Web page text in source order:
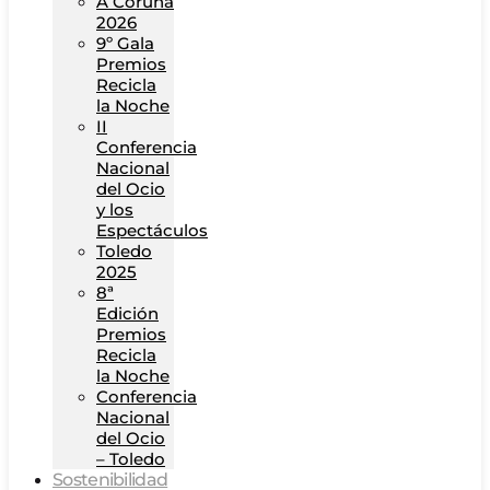
2026
9º Gala
Premios
Recicla
la Noche
II
Conferencia
Nacional
del Ocio
y los
Espectáculos
Toledo
2025
8ª
Edición
Premios
Recicla
la Noche
Conferencia
Nacional
del Ocio
– Toledo
Sostenibilidad